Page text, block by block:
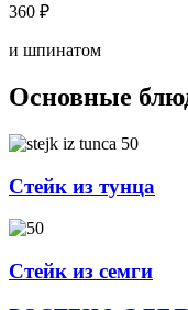
360 ₽
и шпинатом
Основные
Стейк из тунца
Стейк из семги